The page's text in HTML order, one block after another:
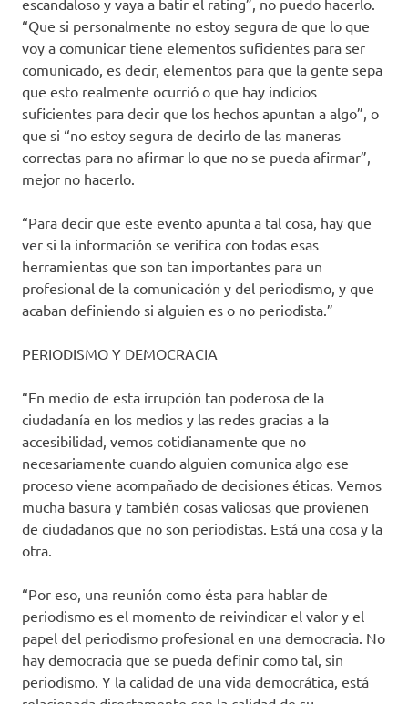
escandaloso y vaya a batir el rating”, no puedo hacerlo.
“Que si personalmente no estoy segura de que lo que
voy a comunicar tiene elementos suficientes para ser
comunicado, es decir, elementos para que la gente sepa
que esto realmente ocurrió o que hay indicios
suficientes para decir que los hechos apuntan a algo”, o
que si “no estoy segura de decirlo de las maneras
correctas para no afirmar lo que no se pueda afirmar”,
mejor no hacerlo.
“Para decir que este evento apunta a tal cosa, hay que
ver si la información se verifica con todas esas
herramientas que son tan importantes para un
profesional de la comunicación y del periodismo, y que
acaban definiendo si alguien es o no periodista.”
PERIODISMO Y DEMOCRACIA
“En medio de esta irrupción tan poderosa de la
ciudadanía en los medios y las redes gracias a la
accesibilidad, vemos cotidianamente que no
necesariamente cuando alguien comunica algo ese
proceso viene acompañado de decisiones éticas. Vemos
mucha basura y también cosas valiosas que provienen
de ciudadanos que no son periodistas. Está una cosa y la
otra.
“Por eso, una reunión como ésta para hablar de
periodismo es el momento de reivindicar el valor y el
papel del periodismo profesional en una democracia. No
hay democracia que se pueda definir como tal, sin
periodismo. Y la calidad de una vida democrática, está